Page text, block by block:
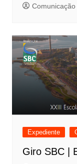
Comunicação
Expediente
Giro SBC |